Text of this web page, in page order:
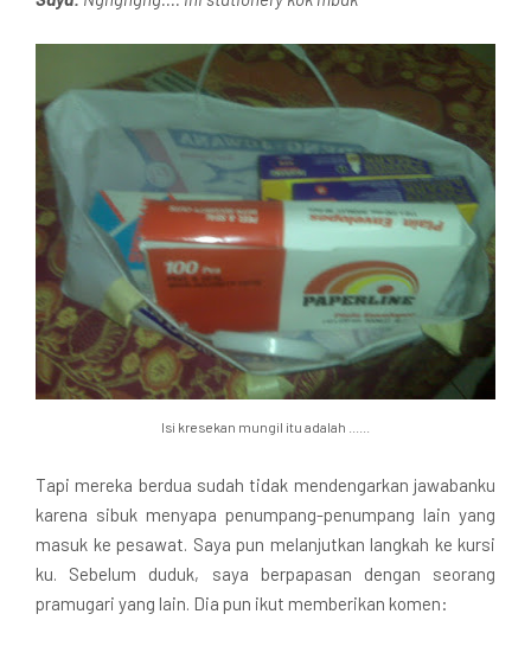
Isi kresekan mungil itu adalah ......
Tapi mereka berdua sudah tidak mendengarkan jawabanku
karena sibuk menyapa penumpang-penumpang lain yang
masuk ke pesawat. Saya pun melanjutkan langkah ke kursi
ku. Sebelum duduk, saya berpapasan dengan seorang
pramugari yang lain. Dia pun ikut memberikan komen: